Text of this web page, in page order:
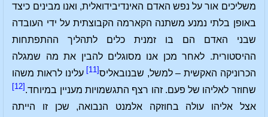
משליכים אור על נפש האדם האינדיבידואלית, ואנו מבינים כיצד
באופן בלתי נמנע משתנה הקארמה הקבוצתית על ידי העובדה
שבני האדם הם בו זמנית כלים לתהליך ההתפתחות
ההיסטורית. לאחר מכן אנו מסוגלים להבין את מה שמגלה
הכרוניקה האקשית – למשל, שבנובאליס[11]
עלינו לראות משהו
שחוזר לאליהו של פעם. זהו רצף התגשמויות מעניין במיוחד. [12]
אצל אליהו עולה בחוזקה אלמנט הנבואה, שכן זו הייתה